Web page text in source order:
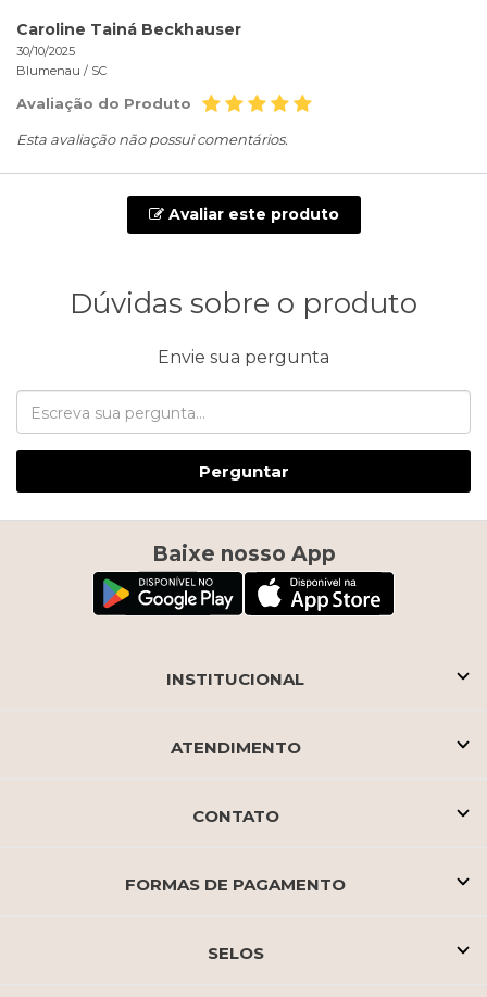
Caroline Tainá Beckhauser
30/10/2025
Blumenau / SC
Avaliação do Produto
Esta avaliação não possui comentários.
Avaliar este produto
Dúvidas sobre o produto
Envie sua pergunta
Perguntar
Baixe nosso App
INSTITUCIONAL
ATENDIMENTO
CONTATO
FORMAS DE PAGAMENTO
SELOS